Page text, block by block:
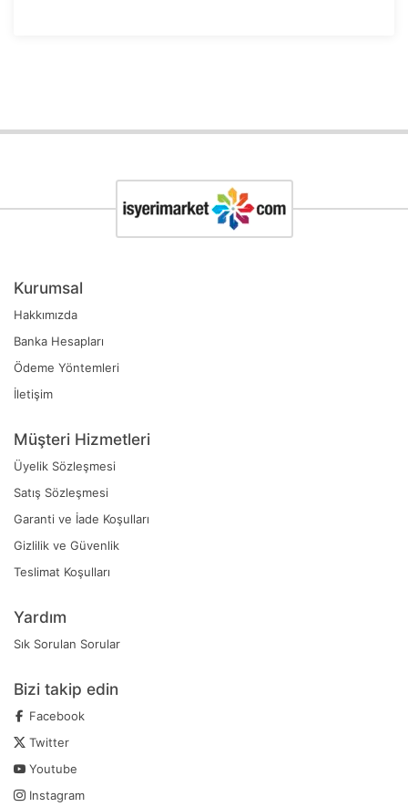
Kurumsal
Hakkımızda
Banka Hesapları
Ödeme Yöntemleri
İletişim
Müşteri Hizmetleri
Üyelik Sözleşmesi
Satış Sözleşmesi
Garanti ve İade Koşulları
Gizlilik ve Güvenlik
Teslimat Koşulları
Yardım
Sık Sorulan Sorular
Bizi takip edin
Facebook
Twitter
Youtube
Instagram